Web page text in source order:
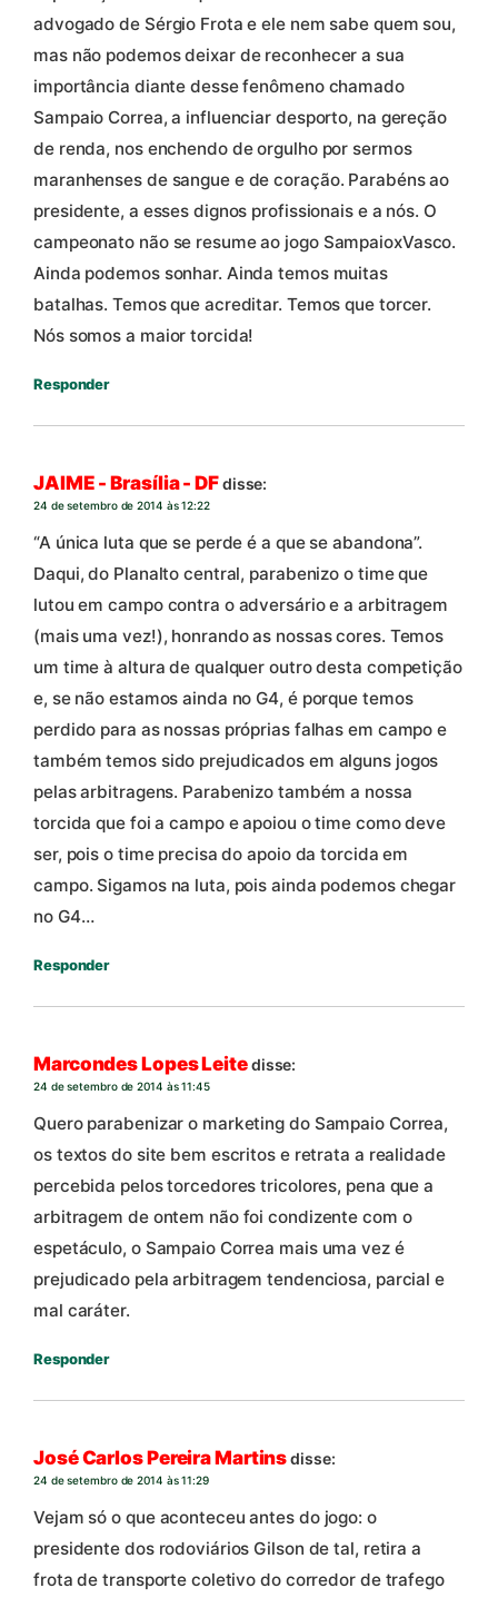
advogado de Sérgio Frota e ele nem sabe quem sou,
mas não podemos deixar de reconhecer a sua
importância diante desse fenômeno chamado
Sampaio Correa, a influenciar desporto, na gereção
de renda, nos enchendo de orgulho por sermos
maranhenses de sangue e de coração. Parabéns ao
presidente, a esses dignos profissionais e a nós. O
campeonato não se resume ao jogo SampaioxVasco.
Ainda podemos sonhar. Ainda temos muitas
batalhas. Temos que acreditar. Temos que torcer.
Nós somos a maior torcida!
Responder
JAIME - Brasília - DFdisse:
24 de setembro de 2014 às 12:22
“A única luta que se perde é a que se abandona”.
Daqui, do Planalto central, parabenizo o time que
lutou em campo contra o adversário e a arbitragem
(mais uma vez!), honrando as nossas cores. Temos
um time à altura de qualquer outro desta competição
e, se não estamos ainda no G4, é porque temos
perdido para as nossas próprias falhas em campo e
também temos sido prejudicados em alguns jogos
pelas arbitragens. Parabenizo também a nossa
torcida que foi a campo e apoiou o time como deve
ser, pois o time precisa do apoio da torcida em
campo. Sigamos na luta, pois ainda podemos chegar
no G4…
Responder
Marcondes Lopes Leitedisse:
24 de setembro de 2014 às 11:45
Quero parabenizar o marketing do Sampaio Correa,
os textos do site bem escritos e retrata a realidade
percebida pelos torcedores tricolores, pena que a
arbitragem de ontem não foi condizente com o
espetáculo, o Sampaio Correa mais uma vez é
prejudicado pela arbitragem tendenciosa, parcial e
mal caráter.
Responder
José Carlos Pereira Martinsdisse:
24 de setembro de 2014 às 11:29
Vejam só o que aconteceu antes do jogo: o
presidente dos rodoviários Gilson de tal, retira a
frota de transporte coletivo do corredor de trafego